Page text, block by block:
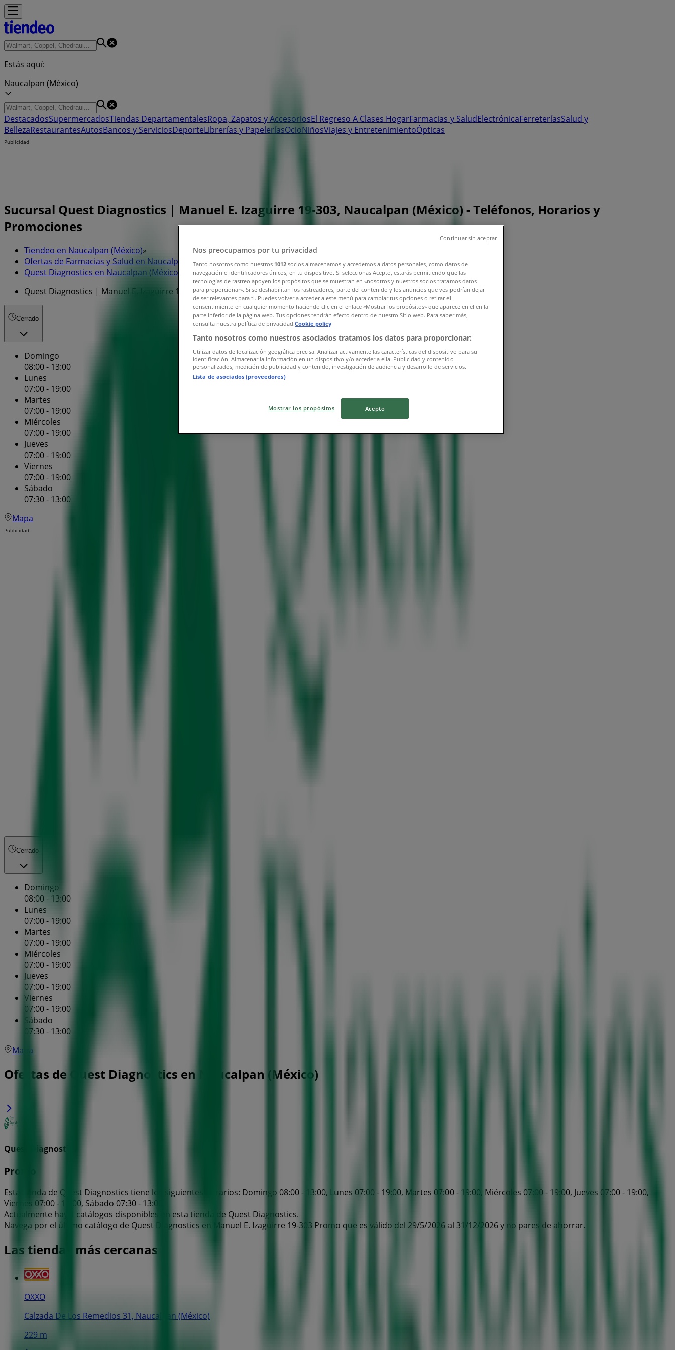
Estás aquí:
Naucalpan (México)
DestacadosSupermercadosTiendas DepartamentalesRopa, Zapatos y AccesoriosEl Regreso A Clases HogarFarmacias y SaludElectrónicaFerreteríasSalud y
BellezaRestaurantesAutosBancos y ServiciosDeporteLibrerías y PapeleríasOcioNiñosViajes y EntretenimientoÓpticas
Publicidad
Sucursal Quest Diagnostics | Manuel E. Izaguirre 19-303, Naucalpan (México) - Teléfonos, Horarios y
Promociones
Tiendeo en Naucalpan (México)»
Ofertas de Farmacias y Salud en Naucalpan (México)»
Quest Diagnostics en Naucalpan (México)
Quest Diagnostics | Manuel E. Izaguirre 19-303
Cerrado
Domingo
08:00 - 13:00
Lunes
07:00 - 19:00
Martes
07:00 - 19:00
Miércoles
07:00 - 19:00
Jueves
07:00 - 19:00
Viernes
07:00 - 19:00
Sábado
07:30 - 13:00
Mapa
Publicidad
Cerrado
Domingo
08:00 - 13:00
Lunes
07:00 - 19:00
Martes
07:00 - 19:00
Miércoles
07:00 - 19:00
Jueves
07:00 - 19:00
Viernes
07:00 - 19:00
Sábado
07:30 - 13:00
Mapa
Ofertas de Quest Diagnostics en Naucalpan (México)
Quest Diagnostics
Promo
Esta tienda de Quest Diagnostics tiene los siguientes horarios: Domingo 08:00 - 13:00, Lunes 07:00 - 19:00, Martes 07:00 - 19:00, Miércoles 07:00 - 19:00, Jueves 07:00 - 19:00,
Viernes 07:00 - 19:00, Sábado 07:30 - 13:00
Actualmente hay 1 catálogos disponibles en esta tienda de Quest Diagnostics.
Navega por el último catálogo de Quest Diagnostics en Manuel E. Izaguirre 19-303 Promo que es válido del 29/5/2026 al 31/12/2026 y no pares de ahorrar.
Las tiendas más cercanas
OXXO
Calzada De Los Remedios 31, Naucalpan (México)
229 m
Nos preocupamos por tu privacidad
Tanto nosotros como nuestros 1012 socios almacenamos y accedemos a datos personales, como datos de
navegación o identificadores únicos, en tu dispositivo. Si seleccionas Acepto, estarás permitiendo que las
tecnologías de rastreo apoyen los propósitos que se muestran en «nosotros y nuestros socios tratamos datos
para proporcionar». Si se deshabilitan los rastreadores, parte del contenido y los anuncios que ves podrían dejar
de ser relevantes para ti. Puedes volver a acceder a este menú para cambiar tus opciones o retirar el
consentimiento en cualquier momento haciendo clic en el enlace «Mostrar los propósitos» que aparece en el en la
parte inferior de la página web. Tus opciones tendrán efecto dentro de nuestro Sitio web. Para saber más,
consulta nuestra política de privacidad.Cookie policy
Tanto nosotros como nuestros asociados tratamos los datos para proporcionar:
Utilizar datos de localización geográfica precisa. Analizar activamente las características del dispositivo para su
identificación. Almacenar la información en un dispositivo y/o acceder a ella. Publicidad y contenido
personalizados, medición de publicidad y contenido, investigación de audiencia y desarrollo de servicios.
Lista de asociados (proveedores)
Mostrar los propósitos Acepto
Continuar sin aceptar